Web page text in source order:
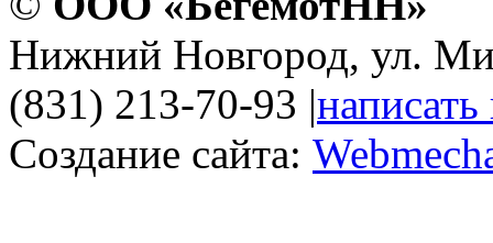
Нижний Новгород, ул.
(831) 213-70-93 |
Создание сайта: